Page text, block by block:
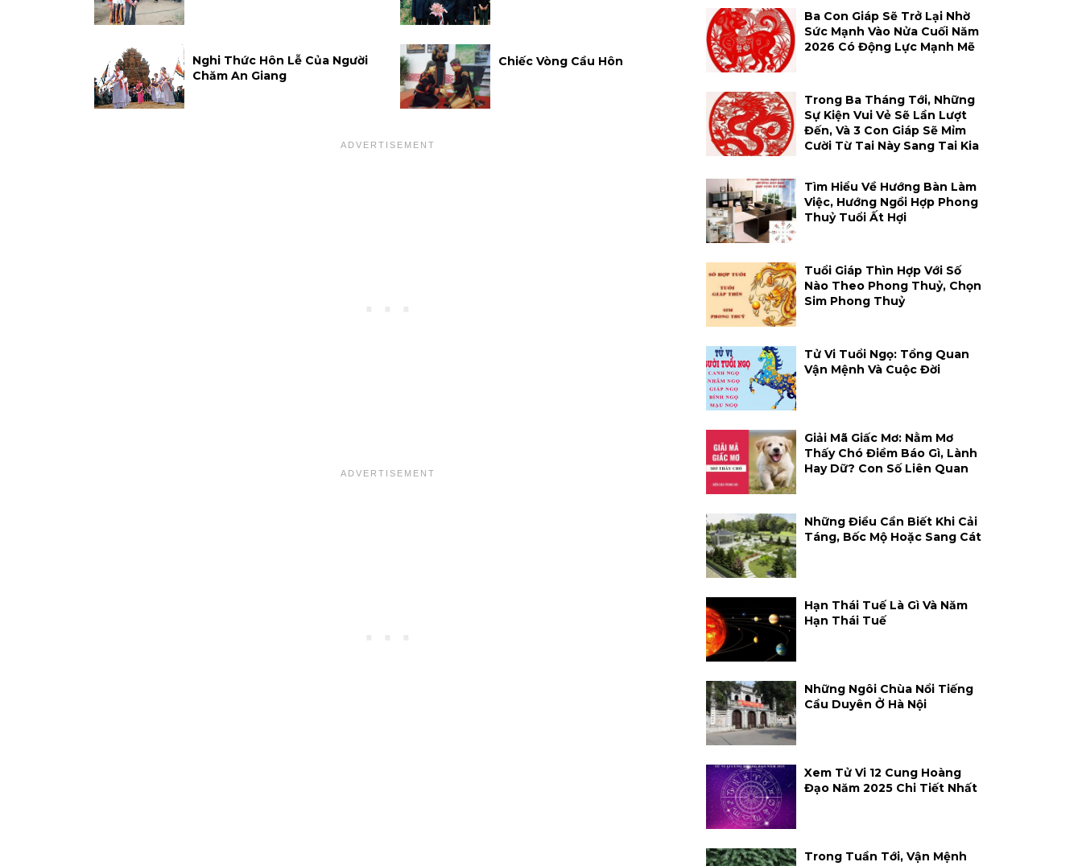
Nghi Thức Hôn Lễ Của Người
Chăm An Giang
Chiếc Vòng Cầu Hôn
Ba Con Giáp Sẽ Trở Lại Nhờ
Sức Mạnh Vào Nửa Cuối Năm
2026 Có Động Lực Mạnh Mẽ
Trong Ba Tháng Tới, Những
Sự Kiện Vui Vẻ Sẽ Lần Lượt
Đến, Và 3 Con Giáp Sẽ Mỉm
Cười Từ Tai Này Sang Tai Kia
Tìm Hiểu Về Hướng Bàn Làm
Việc, Hướng Ngồi Hợp Phong
Thuỷ Tuổi Ất Hợi
Tuổi Giáp Thìn Hợp Với Số
Nào Theo Phong Thuỷ, Chọn
Sim Phong Thuỷ
Tử Vi Tuổi Ngọ: Tổng Quan
Vận Mệnh Và Cuộc Đời
Giải Mã Giấc Mơ: Nằm Mơ
Thấy Chó Điềm Báo Gì, Lành
Hay Dữ? Con Số Liên Quan
Những Điều Cần Biết Khi Cải
Táng, Bốc Mộ Hoặc Sang Cát
Hạn Thái Tuế Là Gì Và Năm
Hạn Thái Tuế
Những Ngôi Chùa Nổi Tiếng
Cầu Duyên Ở Hà Nội
Xem Tử Vi 12 Cung Hoàng
Đạo Năm 2025 Chi Tiết Nhất
Trong Tuần Tới, Vận Mệnh